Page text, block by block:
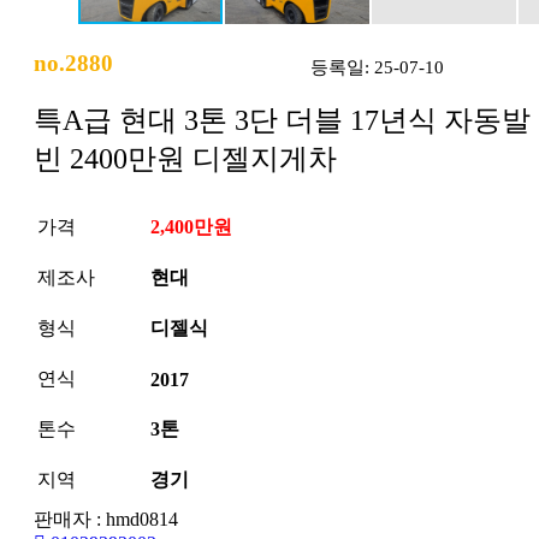
no.2880 등록일: 25-07-10
특A급 현대 3톤 3단 더블 17년식 자동발
빈 2400만원 디젤지게차
가격 2,400만원
제조사 현대
형식 디젤식
연식 2017
톤수 3톤
지역
경기
판매자 : hmd0814